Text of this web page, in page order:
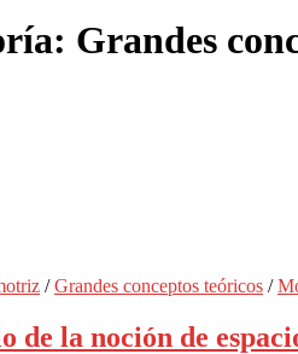
Grandes
/Grandes conceptos teóricos /
la noción de